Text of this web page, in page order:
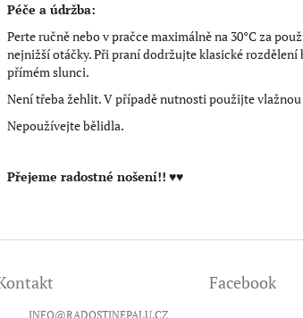
Péče a údržba:
Perte ručně nebo v pračce maximálně na 30°C za
nejnižší otáčky. Při praní dodržujte klasické
přímém slunci.
Není třeba žehlit. V případě nutnosti použijte
Nepoužívejte bělidla.
Přejeme radostné nošení!! ♥♥
INFO@RADOSTINEPALU.CZ
Facebook